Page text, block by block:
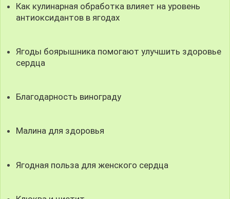
Как кулинарная обработка влияет на уровень
антиоксидантов в ягодах
Ягоды боярышника помогают улучшить здоровье
сердца
Благодарность винограду
Малина для здоровья
Ягодная польза для женского сердца